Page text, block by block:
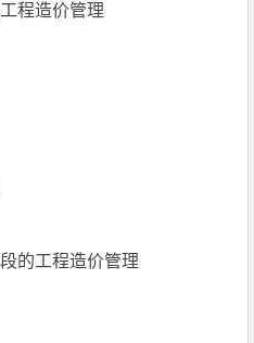
程造价管理
的工程造价管理